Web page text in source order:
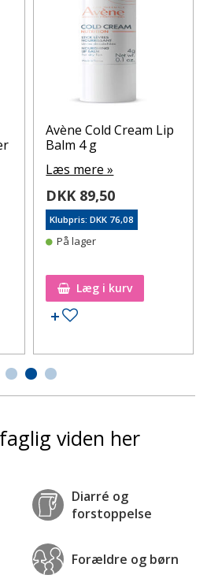
Avène Cold Cream Lip
Balm 4 g
Læs mere »
DKK 89,50
Klubpris: DKK 76,08
På lager
Læg i kurv
Tilføj til ønskeseddel
viden her
Diarré og
forstoppelse
Forældre og børn